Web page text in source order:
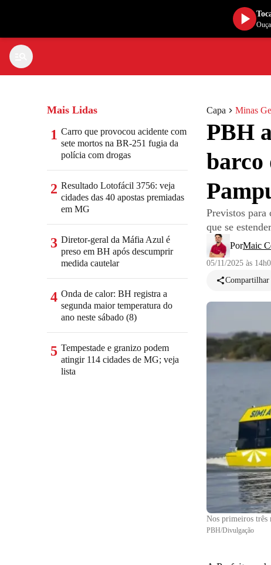
Capa Minas
PBH
barco
Previstos para
que se
PorMaic
05/11/2025 às
Compartilhar
Nos primeiros três
PBH/Divulgação
Mais Lidas
1 Carro que provocou acidente com
sete mortos na BR-251 fugia da
polícia com drogas
2 Resultado Lotofácil 3756: veja
cidades das 40 apostas premiadas
em MG
3 Diretor-geral da Máfia Azul é
preso em BH após descumprir
medida cautelar
4 Onda de calor: BH registra a
segunda maior temperatura do
ano neste sábado (8)
5 Tempestade e granizo podem
atingir 114 cidades de MG; veja
lista